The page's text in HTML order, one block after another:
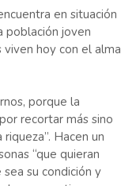
en situación
población joven
hoy con el alma
porque la
recortar más sino
Hacen un
“que quieran
su condición y